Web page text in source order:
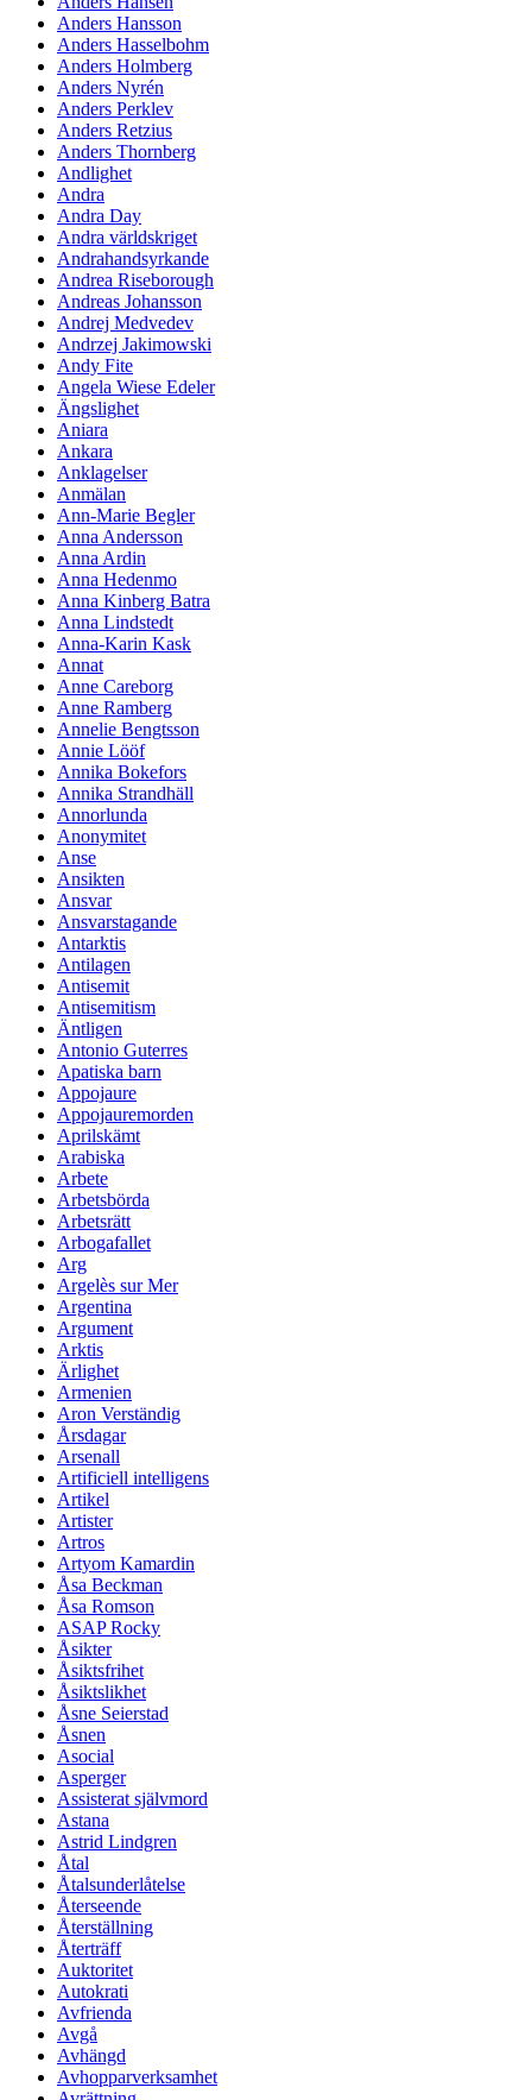
Anders Hansson
Anders Hasselbohm
Anders Holmberg
Anders Nyrén
Anders Perklev
Anders Retzius
Anders Thornberg
Andlighet
Andra
Andra Day
Andra världskriget
Andrahandsyrkande
Andrea Riseborough
Andreas Johansson
Andrej Medvedev
Andrzej Jakimowski
Andy Fite
Angela Wiese Edeler
Ängslighet
Aniara
Ankara
Anklagelser
Anmälan
Ann-Marie Begler
Anna Andersson
Anna Ardin
Anna Hedenmo
Anna Kinberg Batra
Anna Lindstedt
Anna-Karin Kask
Annat
Anne Careborg
Anne Ramberg
Annelie Bengtsson
Annie Lööf
Annika Bokefors
Annika Strandhäll
Annorlunda
Anonymitet
Anse
Ansikten
Ansvar
Ansvarstagande
Antarktis
Antilagen
Antisemit
Antisemitism
Äntligen
Antonio Guterres
Apatiska barn
Appojaure
Appojauremorden
Aprilskämt
Arabiska
Arbete
Arbetsbörda
Arbetsrätt
Arbogafallet
Arg
Argelès sur Mer
Argentina
Argument
Arktis
Ärlighet
Armenien
Aron Verständig
Årsdagar
Arsenall
Artificiell intelligens
Artikel
Artister
Artros
Artyom Kamardin
Åsa Beckman
Åsa Romson
ASAP Rocky
Åsikter
Åsiktsfrihet
Åsiktslikhet
Åsne Seierstad
Åsnen
Asocial
Asperger
Assisterat självmord
Astana
Astrid Lindgren
Åtal
Åtalsunderlåtelse
Återseende
Återställning
Återträff
Auktoritet
Autokrati
Avfrienda
Avgå
Avhängd
Avhopparverksamhet